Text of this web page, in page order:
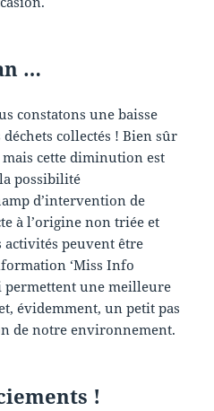
…
constatons une baisse
collectés ! Bien sûr
cette diminution est
possibilité
d’intervention de
à l’origine non triée et
activités peuvent être
‘Miss Info
permettent une meilleure
évidemment, un petit pas
de notre environnement.
!